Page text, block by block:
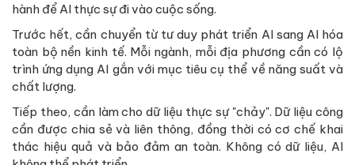
hành để AI thực sự đi vào cuộc sống.
Trước hết, cần chuyển từ tư duy phát triển AI sang AI hóa
toàn bộ nền kinh tế. Mỗi ngành, mỗi địa phương cần có lộ
trình ứng dụng AI gắn với mục tiêu cụ thể về năng suất và
chất lượng.
Tiếp theo, cần làm cho dữ liệu thực sự "chảy". Dữ liệu công
cần được chia sẻ và liên thông, đồng thời có cơ chế khai
thác hiệu quả và bảo đảm an toàn. Không có dữ liệu, AI